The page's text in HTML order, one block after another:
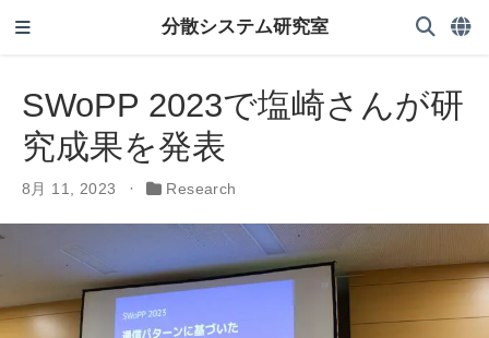
分散システム研究室
SWoPP 2023で塩崎さんが研
究成果を発表
8月 11, 2023 Research